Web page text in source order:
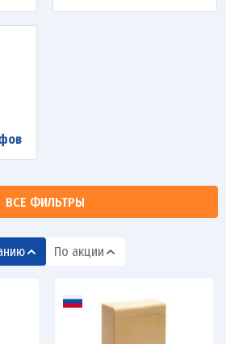
ВСЕ ФИЛЬТРЫ
По акции